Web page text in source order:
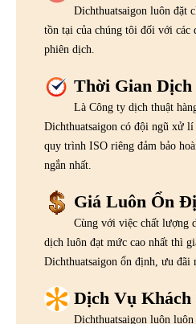
Dichthuatsaigon luôn đặt
tồn tại của chúng tôi đối với các
phiên dịch.
Thời Gian
Là Công ty dịch thuật
Dichthuatsaigon có đội ngũ xử
quy trình ISO riêng đảm bảo
ngắn nhất.
Giá Luôn Ổn
Cùng với việc chất lượng
dịch luôn đạt mức cao nhất thì
Dichthuatsaigon ổn định, ưu đãi
Dịch Vụ Khách
Dichthuatsaigon luôn